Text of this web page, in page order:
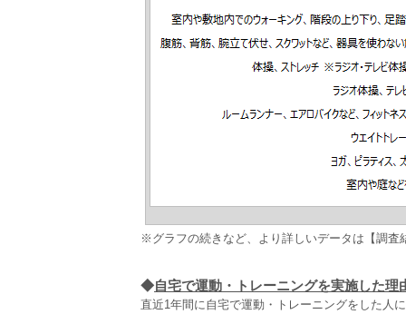
※グラフの続きなど、より詳しいデータは【調査
◆自宅で運動・トレーニングを実施した理
直近1年間に自宅で運動・トレーニングをした人